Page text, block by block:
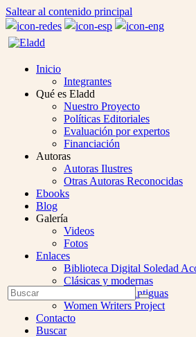
Saltear al contenido principal
Inicio
Integrantes
Qué es Eladd
Nuestro Proyecto
Políticas Editoriales
Evaluación por expertos
Financiación
Autoras
Autoras Ilustres
Otras Autoras Reconocidas
Ebooks
Blog
Galería
Videos
Fotos
Enlaces
Biblioteca Digital Soledad
Clásicas y modernas
Colección Las Antiguas
Women Writers Project
Contacto
Buscar
Open
Mobile
Menu
Buscar
Enviar